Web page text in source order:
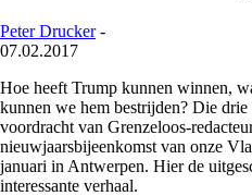
Peter Drucker-
07.02.2017
Hoe heeft Trump kunnen winnen,
kunnen we hem bestrijden? Die
voordracht van Grenzeloos-
nieuwjaarsbijeenkomst van onze
januari in Antwerpen. Hier de
interessante verhaal.